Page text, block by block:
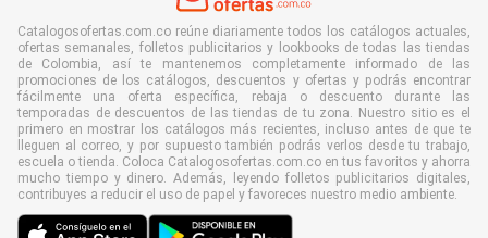
Catalogosofertas.com.co reúne diariamente todos los catálogos actuales,
ofertas semanales, folletos publicitarios y lookbooks de todas las tiendas
de Colombia, así te mantenemos completamente informado de las
promociones de los catálogos, descuentos y ofertas y podrás encontrar
fácilmente una oferta específica, rebaja o descuento durante las
temporadas de descuentos de las tiendas de tu zona. Nuestro sitio es el
primero en mostrar los catálogos más recientes, incluso antes de que te
lleguen al correo, y por supuesto también podrás verlos desde tu trabajo,
escuela o tienda. Coloca Catalogosofertas.com.co en tus favoritos y ahorra
mucho tiempo y dinero. Además, leyendo folletos publicitarios digitales,
contribuyes a reducir el uso de papel y favoreces nuestro medio ambiente.